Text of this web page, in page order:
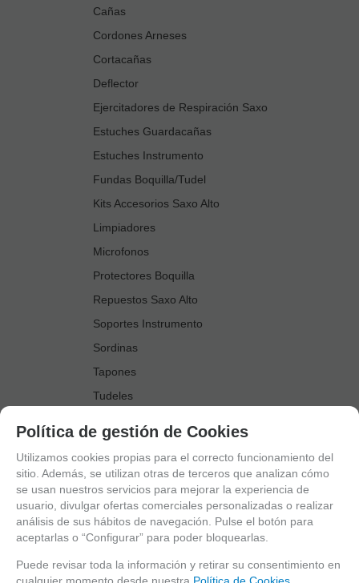
Cañas
Cordones Arneses
Cortacañas
Deflector
Ejercitadores de Respiración Saxo
Estuches Guardacañas
Estuches Instrumento
Fundas Boquilla/Tudel
Kits Accesorios Saxo Alto
Limpiadores
Microfonos
Protectores Boquilla
Repuestos Saxo Alto
Soportes Instrumento
Sordinas
Tapones
Tudeles
Accesorios Saxo Tenor
Abrazaderas
Anillo Fonico Saxo Tenor
Atriles Marcha
Boquillas
Boquilleros
Política de gestión de Cookies
Utilizamos cookies propias para el correcto funcionamiento del
sitio. Además, se utilizan otras de terceros que analizan cómo
se usan nuestros servicios para mejorar la experiencia de
usuario, divulgar ofertas comerciales personalizadas o realizar
análisis de sus hábitos de navegación. Pulse el botón para
aceptarlas o “Configurar” para poder bloquearlas.
Puede revisar toda la información y retirar su consentimiento en